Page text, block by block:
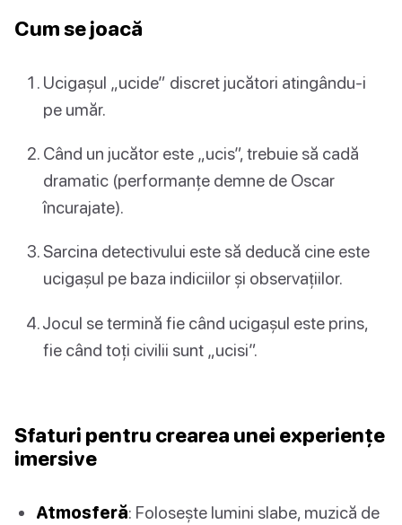
Cum se joacă
Ucigașul „ucide” discret jucători atingându-i
pe umăr.
Când un jucător este „ucis”, trebuie să cadă
dramatic (performanțe demne de Oscar
încurajate).
Sarcina detectivului este să deducă cine este
ucigașul pe baza indiciilor și observațiilor.
Jocul se termină fie când ucigașul este prins,
fie când toți civilii sunt „ucisi”.
Sfaturi pentru crearea unei experiențe
imersive
Atmosferă: Folosește lumini slabe, muzică de